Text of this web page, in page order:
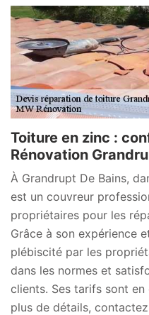
Toiture en zinc :
Rénovation
À Grandrupt De Bains,
est un couvreur
propriétaires pour les
Grâce à son expérience
plébiscité par les
dans les normes et
clients. Ses tarifs sont
plus de détails,